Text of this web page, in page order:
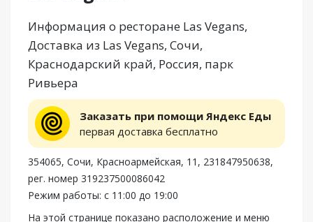
Информация о ресторане Las Vegans,
Доставка из Las Vegans, Сочи,
Краснодарский край, Россия, парк
Ривьера
Заказать при помощи Яндекс Еды
первая доставка бесплатно
354065, Сочи, Красноармейская, 11, 231847950638,
рег. номер 319237500086042
Режим работы: с 11:00 до 19:00
На этой странице показано расположение и меню